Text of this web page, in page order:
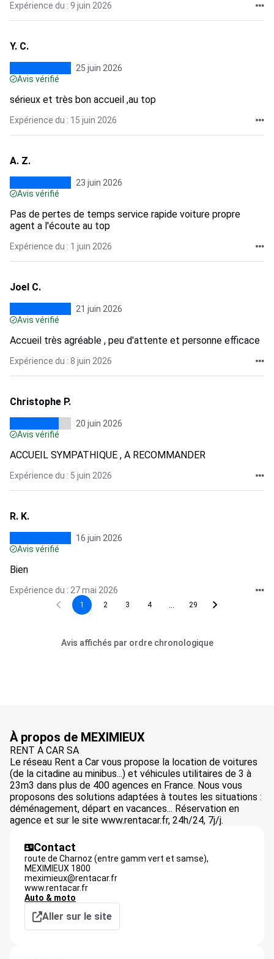
Expérience du : 9 juin 2026
Y. C.
25 juin 2026
Avis vérifié
sérieux et très bon accueil ,au top
Expérience du : 15 juin 2026
A. Z.
23 juin 2026
Avis vérifié
Pas de pertes de temps service rapide voiture propre
agent a l'écoute au top
Expérience du : 1 juin 2026
Joel C.
21 juin 2026
Avis vérifié
Accueil très agréable , peu d'attente et personne efficace
Expérience du : 8 juin 2026
Christophe P.
20 juin 2026
Avis vérifié
ACCUEIL SYMPATHIQUE , A RECOMMANDER
Expérience du : 5 juin 2026
R. K.
16 juin 2026
Avis vérifié
Bien
Expérience du : 27 mai 2026
1 2 3 4 29
Avis affichés par ordre chronologique
À propos de MEXIMIEUX
RENT A CAR SA
Le réseau Rent a Car vous propose la location de voitures
(de la citadine au minibus...) et véhicules utilitaires de 3 à
23m3 dans plus de 400 agences en France. Nous vous
proposons des solutions adaptées à toutes les situations :
déménagement, départ en vacances... Réservation en
agence et sur le site www.rentacar.fr, 24h/24, 7j/j.
Contact
route de Charnoz (entre gamm vert et samse),
MEXIMIEUX 1800
meximieux@rentacar.fr
www.rentacar.fr
Auto & moto
Aller sur le site